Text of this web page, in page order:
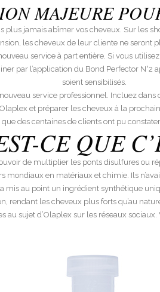
MAJEURE
plus jamais abîmer vos cheveux. Sur les
les cheveux de leur cliente ne seront
service à part entière. Si vous
par l’application du Bond Perfector N°2
soient sensibilisés.
service professionnel. Incluez
et préparer les cheveux à la
des centaines de clients ont pu
CE QUE
de multiplier les ponts disulfures ou
en matériaux et chimie. Ils
mis au point un ingrédient synthétique
les cheveux plus forts qu’au
sujet d’Olaplex sur les réseaux sociaux.